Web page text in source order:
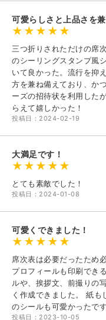
可愛らしさと上品さを
三つ折りされただけの席
のシーリングスタンプ風
いて良かった。流行を抑
方を兼ね備えており、か
ーズの招待状を利用した
らえて嬉しかった！
投稿日：2024-02-19
大満足です！
とても素敵でした！
投稿日：2024-01-08
可愛くできました！
席次表は必要だったため
プロフィールも印刷でき
ルや、挨拶文、前撮りの
く作成できました。 紙
のシールも可愛かったです
投稿日：2023-10-05